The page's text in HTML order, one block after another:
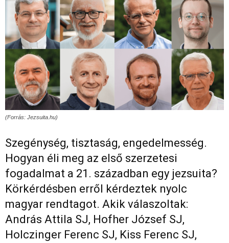
(Forrás: Jezsuita.hu)
Szegénység, tisztaság, engedelmesség.
Hogyan éli meg az első szerzetesi
fogadalmat a 21. században egy jezsuita?
Körkérdésben erről kérdeztek nyolc
magyar rendtagot. Akik válaszoltak:
András Attila SJ, Hofher József SJ,
Holczinger Ferenc SJ, Kiss Ferenc SJ,